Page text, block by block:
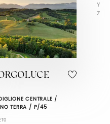
Y
Z
CENTRALE /
TERRA / P/45